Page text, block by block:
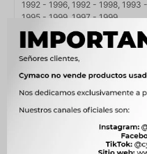
1992 - 1996, 1992 - 1998, 1993
1995 - 1999, 1997 - 1999
Compatibilidad FORD,
ESCORT, GOL, LOGUS,
SAVEIRO, VERONA, VERSAILLES